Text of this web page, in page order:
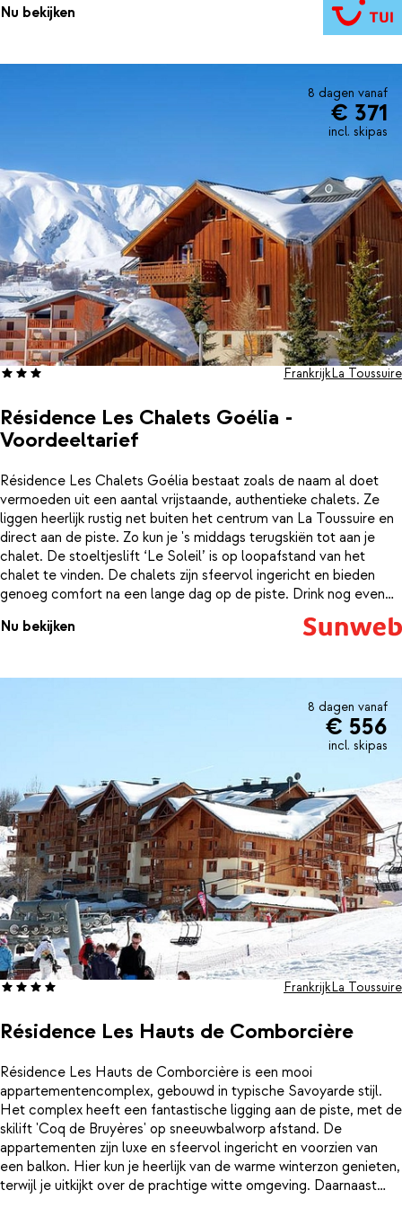
Nu bekijken
8 dagen vanaf
€ 371
incl. skipas
Résidence Les Chalets Goélia -
Voordeeltarief
FrankrijkLa Toussuire
Résidence Les Chalets Goélia bestaat zoals de naam al doet
vermoeden uit een aantal vrijstaande, authentieke chalets. Ze
liggen heerlijk rustig net buiten het centrum van La Toussuire en
direct aan de piste. Zo kun je 's middags terugskiën tot aan je
chalet. De stoeltjeslift ‘Le Soleil’ is op loopafstand van het
chalet te vinden. De chalets zijn sfeervol ingericht en bieden
genoeg comfort na een lange dag op de piste. Drink nog even
een heerlijk wijntje in de zon op het balkon of geniet van een
goed boek op de bank. De keuken is volledig uitgerust inclusief
Nu bekijken
8 dagen vanaf
€ 556
incl. skipas
Résidence Les Hauts de Comborcière
FrankrijkLa Toussuire
Résidence Les Hauts de Comborcière is een mooi
appartementencomplex, gebouwd in typische Savoyarde stijl.
Het complex heeft een fantastische ligging aan de piste, met de
skilift 'Coq de Bruyères' op sneeuwbalworp afstand. De
appartementen zijn luxe en sfeervol ingericht en voorzien van
een balkon. Hier kun je heerlijk van de warme winterzon genieten,
terwijl je uitkijkt over de prachtige witte omgeving. Daarnaast